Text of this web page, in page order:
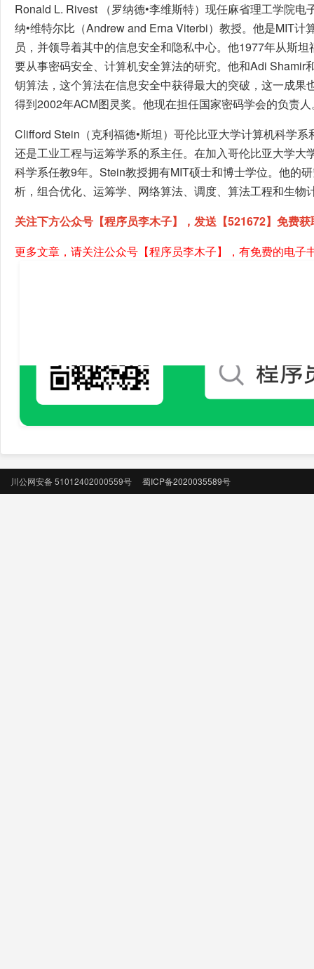
Ronald L. Rivest （罗纳德•李维斯特）现任麻省理工学院电
纳•维特尔比（Andrew and Erna Viterbi）教授。他是MIT计
员，并领导着其中的信息安全和隐私中心。他1977年从斯
要从事密码安全、计算机安全算法的研究。他和Adi Shamir
钥算法，这个算法在信息安全中获得最大的突破，这一成果
得到2002年ACM图灵奖。他现在担任国家密码学会的负责
Clifford Stein（克利福德•斯坦）哥伦比亚大学计算机科学
还是工业工程与运筹学系的系主任。在加入哥伦比亚大学大
科学系任教9年。Stein教授拥有MIT硕士和博士学位。他的
析，组合优化、运筹学、网络算法、调度、算法工程和生物
关注下方公众号【程序员李木子】，发送【521672】免费获
更多文章，请关注公众号【程序员李木子】，有免费的电子
川公网安备 51012402000559号 蜀ICP备2020035589号